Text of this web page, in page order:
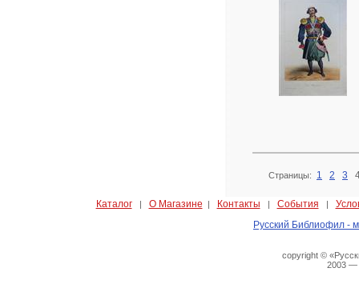
Страницы: 1 2 3
Каталог| О Магазине | Контакты | События |
Русский Библиофил -
copyright ©
2003 —